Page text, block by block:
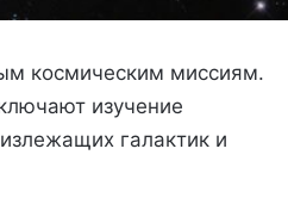
космическим миссиям.
изучение
галактик и